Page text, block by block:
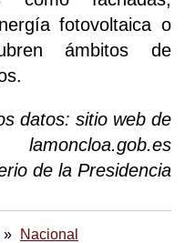
fotovoltaica o
ámbitos de
datos: sitio web de
lamoncloa.gob.es
de la Presidencia
Nacional